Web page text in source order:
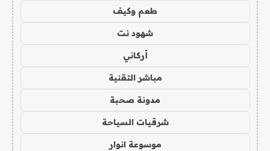
طعم وكيف
شهود نت
أركاني
مباشر التقنية
مدونة صحبة
شرقيات السياحة
موسوعة انوار